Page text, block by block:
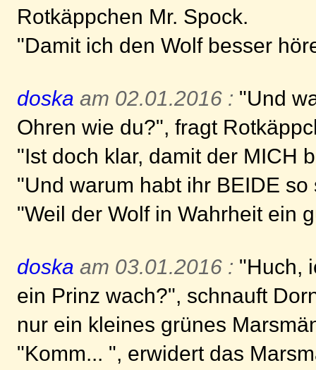
Rotkäppchen Mr. Spock.
"Damit ich den Wolf besser
doska am 02.01.2016 : "Und
Ohren wie du?", fragt
"Ist doch klar, damit der MICH
"Und warum habt ihr BEIDE
"Weil der Wolf in Wahrheit ein
doska am 03.01.2016 : "Huch,
ein Prinz wach?", schnauft
nur ein kleines grünes
"Komm... ", erwidert das